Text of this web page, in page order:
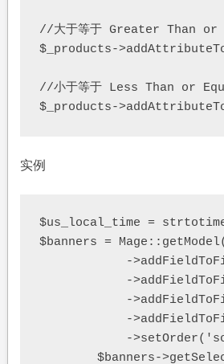
//大于等于 Greater Than
$_products-
//小于等于 Less Than or
实例
$us_local_time =
$banners =
-
-
-
-
-